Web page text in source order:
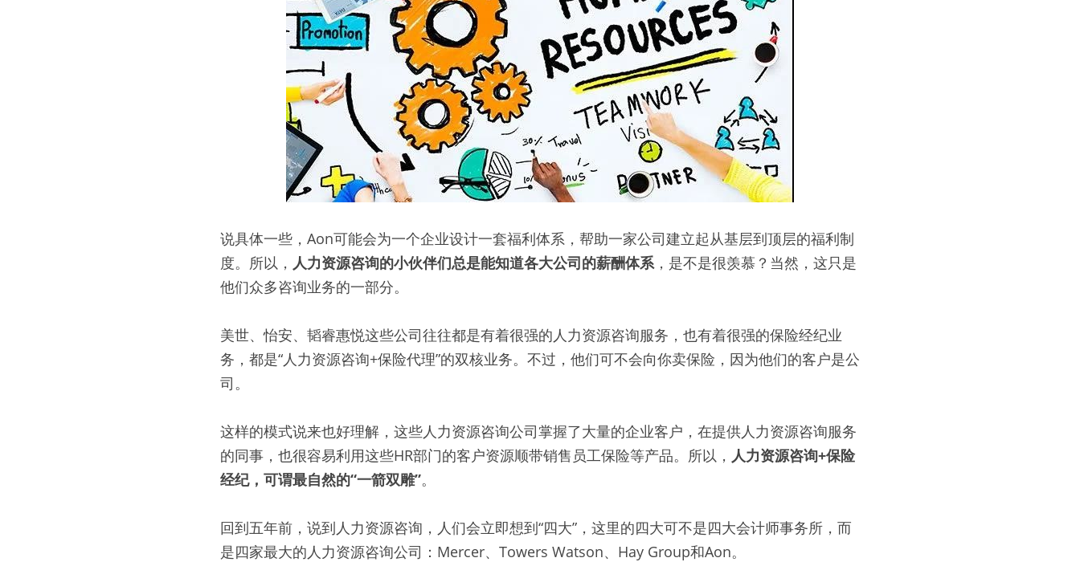
说具体一些，Aon可能会为一个企业设计一套福利体系，帮助一家公司建立起从基层到顶层的福利制
度。所以， 人力资源咨询的小伙伴们总是能知道各大公司的薪酬体系，是不是很羡慕？当然，这只是
他们众多咨询业务的一部分。
美世、怡安、韬睿惠悦这些公司往往都是有着很强的人力资源咨询服务，也有着很强的保险经纪业
务，都是“人力资源咨询+保险代理”的双核业务。不过，他们可不会向你卖保险，因为他们的客户是公
司。
这样的模式说来也好理解，这些人力资源咨询公司掌握了大量的企业客户，在提供人力资源咨询服务
的同事，也很容易利用这些HR部门的客户资源顺带销售员工保险等产品。所以， 人力资源咨询+保险
经纪，可谓最自然的“一箭双雕”。
回到五年前，说到人力资源咨询，人们会立即想到“四大”，这里的四大可不是四大会计师事务所，而
是四家最大的人力资源咨询公司：Mercer、Towers Watson、Hay Group和Aon。